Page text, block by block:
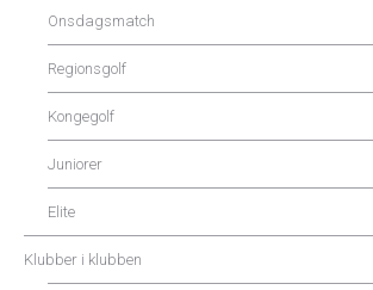
Onsdagsmatch
Regionsgolf
Kongegolf
Juniorer
Elite
Klubber i klubben